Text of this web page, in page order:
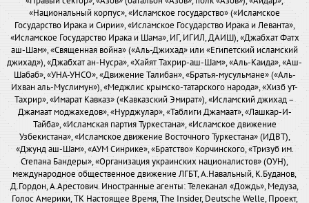
«Национальный корпус», «Исламское государство» («Исламское
Государство Ирака и Сирии», «Исламское Государство Ирака и Леванта»,
«Исламское Государство Ирака и Шама», ИГ, ИГИЛ, ДАИШ), «Джабхат Фатх
аш-Шам», «Священная война» («Аль-Джихад» или «Египетский исламский
джихад»), «Джабхат ан-Нусра», «Хайят Тахрир-аш-Шам», «Аль-Каида», «Аш-
Шабаб», «УНА-УНСО», «Движение Талибан», «Братья-мусульмане» («Аль-
Ихван аль-Муслимун»), «Меджлис крымско-татарского народа», «Хизб ут-
Тахрир», «Имарат Кавказ» («Кавказский Эмират»), «Исламский джихад –
Джамаат моджахедов», «Нурджулар», «Таблиги Джамаат», «Лашкар-И-
Тайба», «Исламская партия Туркестана», «Исламское движение
Узбекистана», «Исламское движение Восточного Туркестана» (ИДВТ),
«Джунд аш-Шам», «АУМ Синрике», «Братство» Корчинского, «Тризуб им.
Степана Бандеры», «Организация украинских националистов» (ОУН),
международное общественное движение ЛГБТ, А.Навальный, К.Буданов,
Д.Гордон, А.Арестович. Иностранные агенты: Телеканал «Дождь», Медуза,
Голос Америки, ТК Настоящее Время, The Insider, Deutsche Welle, Проект,